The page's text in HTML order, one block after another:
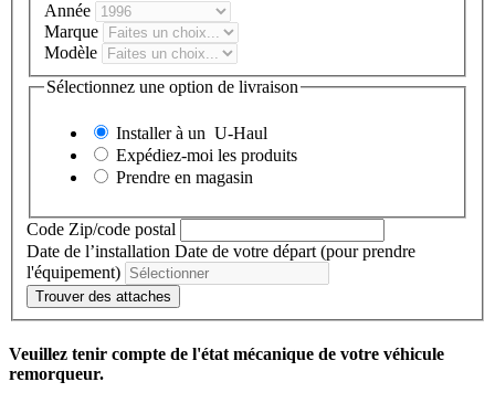
Année
Marque
Modèle
Sélectionnez une option de livraison
Installer à un U-Haul
Expédiez-moi les produits
Prendre en magasin
Code Zip/code postal
Date de l’installation Date de votre départ (pour prendre
l'équipement)
Trouver des attaches
Veuillez tenir compte de l'état mécanique de votre véhicule
remorqueur.